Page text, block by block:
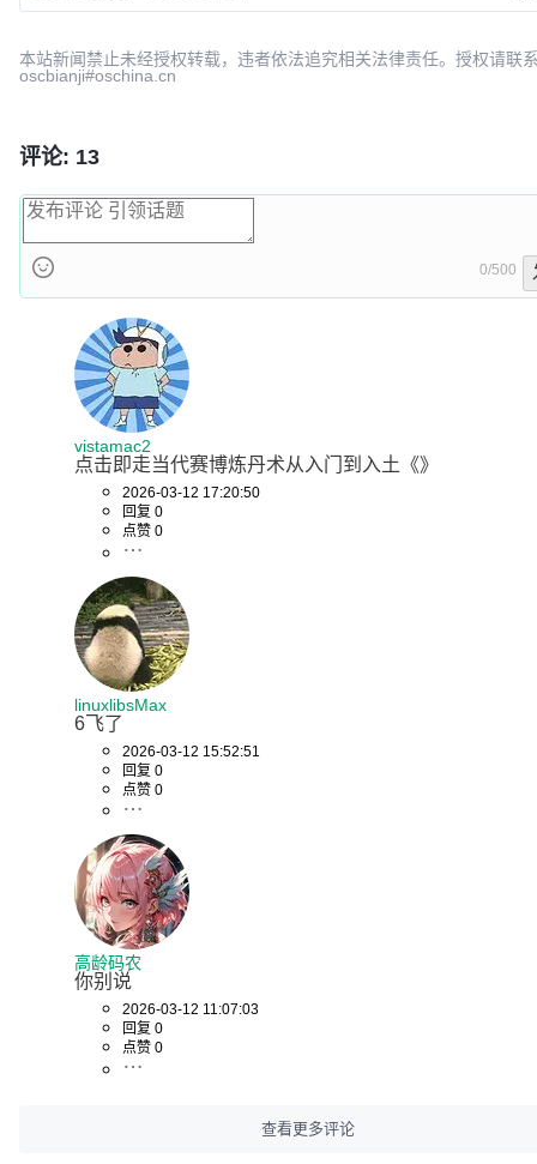
本站新闻禁止未经授权转载，违者依法追究相关法律责任。授权请联
oscbianji#oschina.cn
评论: 13
0/500
vistamac2
点击即走当代赛博炼丹术从入门到入土《》
2026-03-12 17:20:50
回复 0
点赞 0
linuxlibsMax
6飞了
2026-03-12 15:52:51
回复 0
点赞 0
高龄码农
你别说
2026-03-12 11:07:03
回复 0
点赞 0
查看更多评论